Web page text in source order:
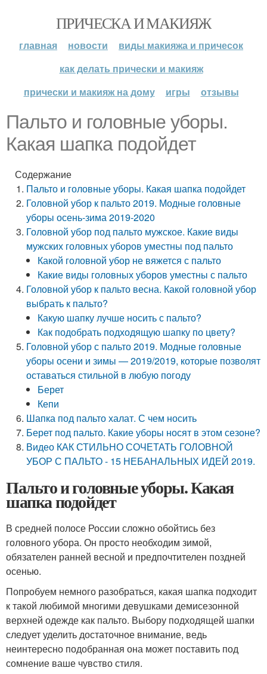
ПРИЧЕСКА И МАКИЯЖ
главная новости
виды макияжа и причесок
как делать прически и макияж
прически и макияж на дому
игры отзывы
Пальто и головные уборы.
Какая шапка подойдет
Содержание
Пальто и головные уборы. Какая шапка подойдет
Головной убор к пальто 2019. Модные головные
уборы осень-зима 2019-2020
Головной убор под пальто мужское. Какие виды
мужских головных уборов уместны под пальто
Какой головной убор не вяжется с пальто
Какие виды головных уборов уместны с пальто
Головной убор к пальто весна. Какой головной убор
выбрать к пальто?
Какую шапку лучше носить с пальто?
Как подобрать подходящую шапку по цвету?
Головной убор с пальто 2019. Модные головные
уборы осени и зимы — 2019/2019, которые позволят
оставаться стильной в любую погоду
Берет
Кепи
Шапка под пальто халат. С чем носить
Берет под пальто. Какие уборы носят в этом сезоне?
Видео КАК СТИЛЬНО СОЧЕТАТЬ ГОЛОВНОЙ
УБОР С ПАЛЬТО - 15 НЕБАНАЛЬНЫХ ИДЕЙ 2019.
Пальто и головные уборы. Какая
шапка подойдет
В средней полосе России сложно обойтись без
головного убора. Он просто необходим зимой,
обязателен ранней весной и предпочтителен поздней
осенью.
Попробуем немного разобраться, какая шапка подходит
к такой любимой многими девушками демисезонной
верхней одежде как пальто. Выбору подходящей шапки
следует уделить достаточное внимание, ведь
неинтересно подобранная она может поставить под
сомнение ваше чувство стиля.